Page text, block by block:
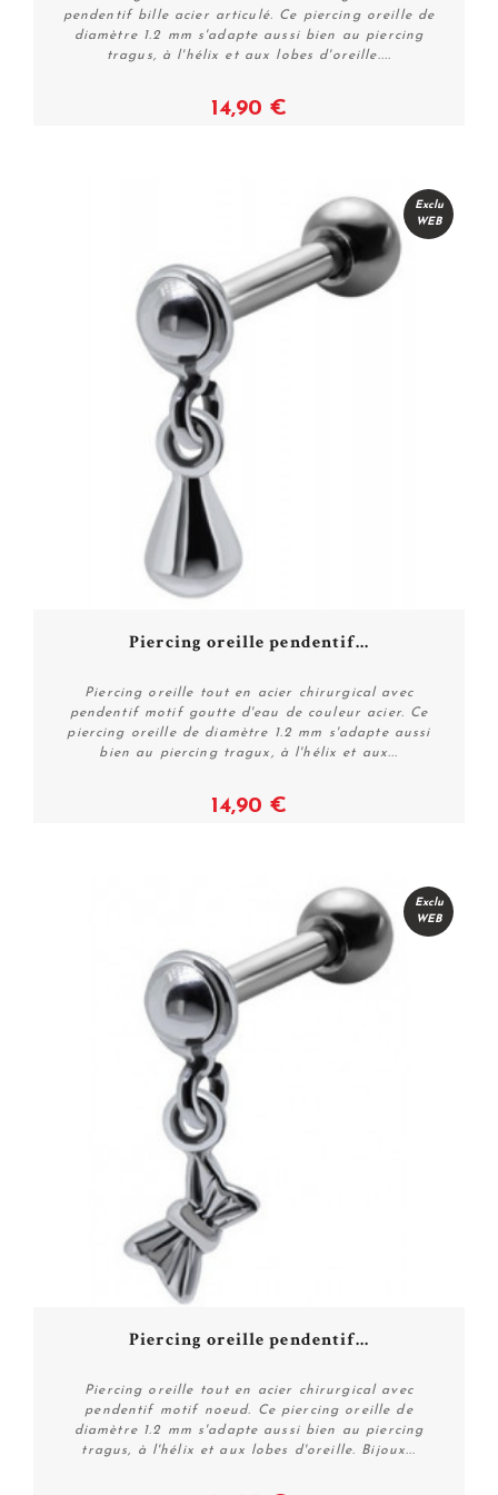
Plus de détails
pendentif bille acier articulé. Ce piercing oreille de
diamètre 1.2 mm s'adapte aussi bien au piercing
tragus, à l'hélix et aux lobes d'oreille....
14,90 €
Plus de détails
Exclu
WEB
Piercing oreille pendentif...
Piercing oreille tout en acier chirurgical avec
pendentif motif goutte d'eau de couleur acier. Ce
piercing oreille de diamètre 1.2 mm s'adapte aussi
bien au piercing tragux, à l'hélix et aux...
14,90 €
Exclu
WEB
Piercing oreille pendentif...
Piercing oreille tout en acier chirurgical avec
pendentif motif noeud. Ce piercing oreille de
diamètre 1.2 mm s'adapte aussi bien au piercing
tragus, à l'hélix et aux lobes d'oreille. Bijoux...